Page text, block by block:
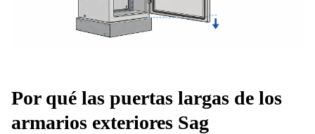
Por qué las puertas largas de los
armarios exteriores Sag